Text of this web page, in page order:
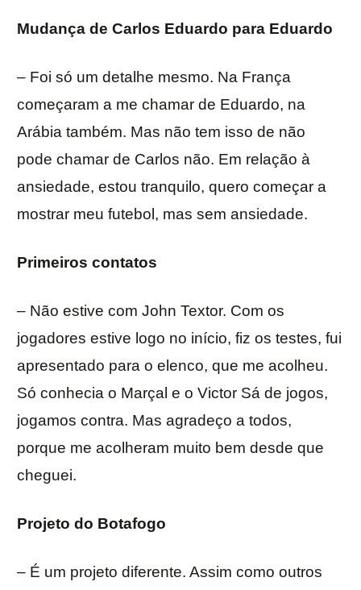
Mudança de Carlos Eduardo para Eduardo
– Foi só um detalhe mesmo. Na França
começaram a me chamar de Eduardo, na
Arábia também. Mas não tem isso de não
pode chamar de Carlos não. Em relação à
ansiedade, estou tranquilo, quero começar a
mostrar meu futebol, mas sem ansiedade.
Primeiros contatos
– Não estive com John Textor. Com os
jogadores estive logo no início, fiz os testes, fui
apresentado para o elenco, que me acolheu.
Só conhecia o Marçal e o Victor Sá de jogos,
jogamos contra. Mas agradeço a todos,
porque me acolheram muito bem desde que
cheguei.
Projeto do Botafogo
– É um projeto diferente. Assim como outros